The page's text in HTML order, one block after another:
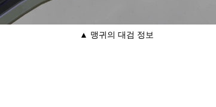
▲ 맹귀의 대검 정보